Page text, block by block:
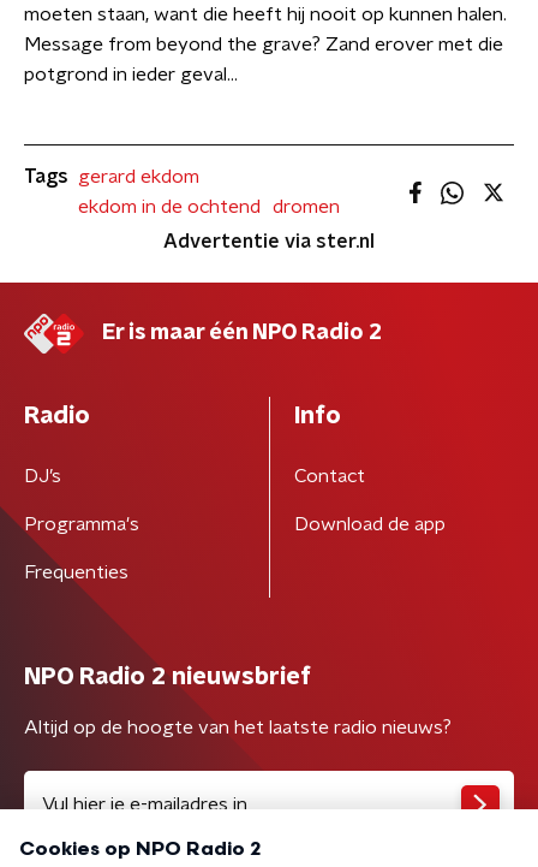
moeten staan, want die heeft hij nooit op kunnen halen.
Message from beyond the grave? Zand erover met die
potgrond in ieder geval...
Tags
gerard ekdom
ekdom in de ochtend
dromen
Advertentie via ster.nl
Er is maar één NPO Radio 2
Radio
DJ’s
Programma's
Frequenties
Info
Contact
Download de app
NPO Radio 2 nieuwsbrief
Altijd op de hoogte van het laatste radio nieuws?